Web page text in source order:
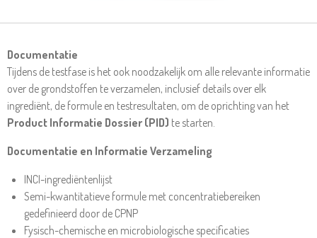
Documentatie
Tijdens de testfase is het ook noodzakelijk om alle relevante informatie
over de grondstoffen te verzamelen, inclusief details over elk
ingrediënt, de formule en testresultaten, om de oprichting van het
Product Informatie Dossier (PID) te starten.
Documentatie en Informatie Verzameling
INCI-ingrediëntenlijst
Semi-kwantitatieve formule met concentratiebereiken
gedefinieerd door de CPNP
Fysisch-chemische en microbiologische specificaties